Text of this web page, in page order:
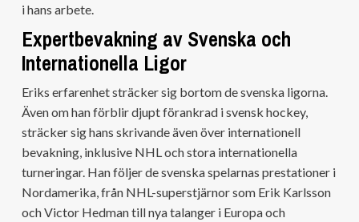
i hans arbete.
Expertbevakning av Svenska och
Internationella Ligor
Eriks erfarenhet sträcker sig bortom de svenska ligorna.
Även om han förblir djupt förankrad i svensk hockey,
sträcker sig hans skrivande även över internationell
bevakning, inklusive NHL och stora internationella
turneringar. Han följer de svenska spelarnas prestationer i
Nordamerika, från NHL-superstjärnor som Erik Karlsson
och Victor Hedman till nya talanger i Europa och